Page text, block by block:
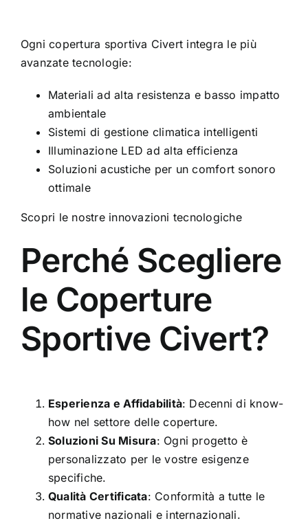
Ogni copertura sportiva Civert integra le più
avanzate tecnologie:
Materiali ad alta resistenza e basso impatto
ambientale
Sistemi di gestione climatica intelligenti
Illuminazione LED ad alta efficienza
Soluzioni acustiche per un comfort sonoro
ottimale
Scopri le nostre innovazioni tecnologiche
Perché Scegliere
le Coperture
Sportive Civert?
Esperienza e Affidabilità: Decenni di know-
how nel settore delle coperture.
Soluzioni Su Misura: Ogni progetto è
personalizzato per le vostre esigenze
specifiche.
Qualità Certificata: Conformità a tutte le
normative nazionali e internazionali.